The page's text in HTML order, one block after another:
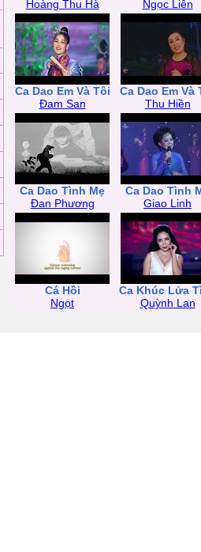
Hoàng Thu Hà
Ngọc Liên
Ca Dao Em Và Tôi
Đam San
Ca Dao Em Và
Thu Hiền
Ca Dao Tình Mẹ
Đan Phương
Ca Dao Tình
Giao Linh
Cá Hồi
Ngọt
Ca Khúc Lửa
Quỳnh Lan